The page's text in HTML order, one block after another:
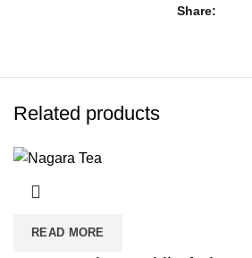
Share
Related products
READ MORE